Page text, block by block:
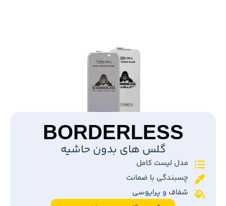
BORDERLESS
گلس های بدون حاشیه
مدل لیست کامل
چسبندگی با ضمانت
شفاف و پرایوسی